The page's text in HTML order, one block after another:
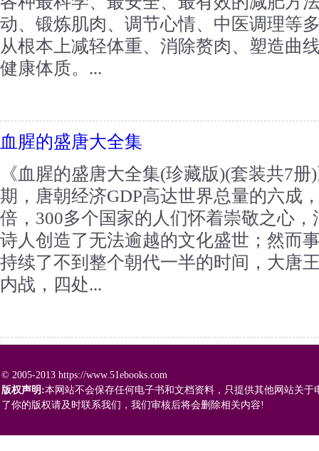
动、锻炼肌肉、调节心情、中医调理等
从根本上减轻体重、消除赘肉、塑造曲
健康体质。...
血腥的盛唐大全集
《血腥的盛唐大全集(珍藏版)(套装共7
期，唐朝经济GDP高达世界总量的六成
倍，300多个国家的人们怀着崇敬之心
诗人创造了无法逾越的文化盛世；然而
持续了不到整个朝代一半的时间，大唐
内战，四处...
© 2005-2013 https://www.51ebooks.com
版权声明:本网站不会保存任何电子书和文档资料，只提供其他网站关
了你的版权请及时联系我们，我们审核后将会删除相关内容!